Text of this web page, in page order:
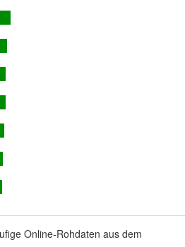
Online-Rohdaten aus dem